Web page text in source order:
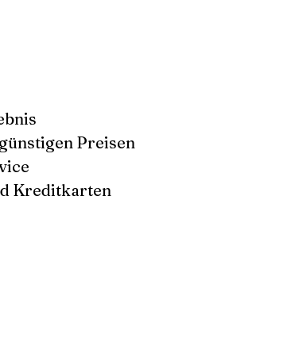
Preisen
Kreditkarten